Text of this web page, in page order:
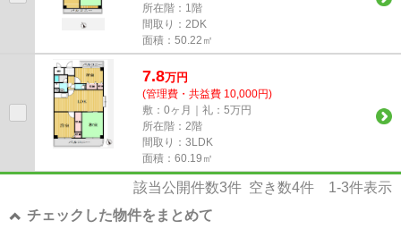
所在階：1階
間取り：2DK
面積：50.22㎡
7.8万円
(管理費・共益費 10,000円)
敷：0ヶ月｜礼：5万円
所在階：2階
間取り：3LDK
面積：60.19㎡
該当公開件数3件 空き数4件 1-3件表示
チェックした物件をまとめて